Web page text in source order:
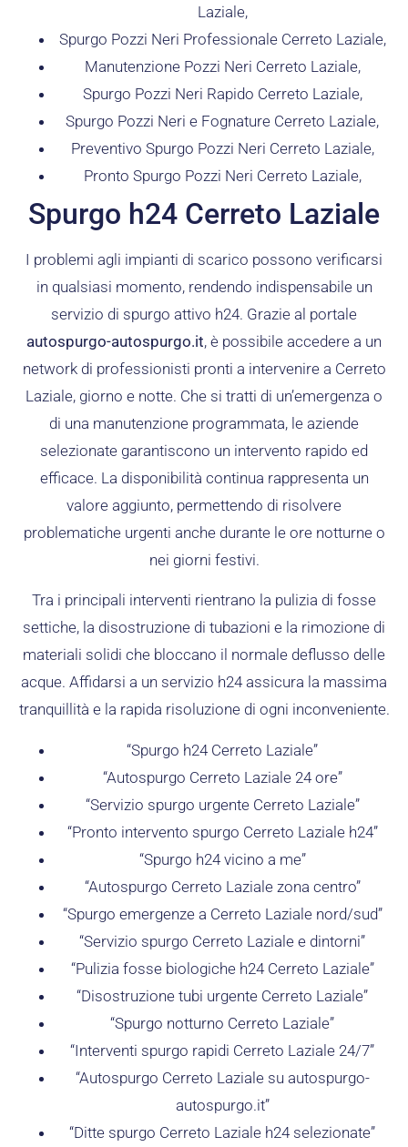
Laziale,
Spurgo Pozzi Neri Professionale Cerreto Laziale,
Manutenzione Pozzi Neri Cerreto Laziale,
Spurgo Pozzi Neri Rapido Cerreto Laziale,
Spurgo Pozzi Neri e Fognature Cerreto Laziale,
Preventivo Spurgo Pozzi Neri Cerreto Laziale,
Pronto Spurgo Pozzi Neri Cerreto Laziale,
Spurgo h24 Cerreto Laziale
I problemi agli impianti di scarico possono verificarsi
in qualsiasi momento, rendendo indispensabile un
servizio di spurgo attivo h24. Grazie al portale
autospurgo-autospurgo.it, è possibile accedere a un
network di professionisti pronti a intervenire a Cerreto
Laziale, giorno e notte. Che si tratti di un’emergenza o
di una manutenzione programmata, le aziende
selezionate garantiscono un intervento rapido ed
efficace. La disponibilità continua rappresenta un
valore aggiunto, permettendo di risolvere
problematiche urgenti anche durante le ore notturne o
nei giorni festivi.
Tra i principali interventi rientrano la pulizia di fosse
settiche, la disostruzione di tubazioni e la rimozione di
materiali solidi che bloccano il normale deflusso delle
acque. Affidarsi a un servizio h24 assicura la massima
tranquillità e la rapida risoluzione di ogni inconveniente.
“Spurgo h24 Cerreto Laziale”
“Autospurgo Cerreto Laziale 24 ore”
“Servizio spurgo urgente Cerreto Laziale”
“Pronto intervento spurgo Cerreto Laziale h24”
“Spurgo h24 vicino a me”
“Autospurgo Cerreto Laziale zona centro”
“Spurgo emergenze a Cerreto Laziale nord/sud”
“Servizio spurgo Cerreto Laziale e dintorni”
“Pulizia fosse biologiche h24 Cerreto Laziale”
“Disostruzione tubi urgente Cerreto Laziale”
“Spurgo notturno Cerreto Laziale”
“Interventi spurgo rapidi Cerreto Laziale 24/7”
“Autospurgo Cerreto Laziale su autospurgo-
autospurgo.it”
“Ditte spurgo Cerreto Laziale h24 selezionate”